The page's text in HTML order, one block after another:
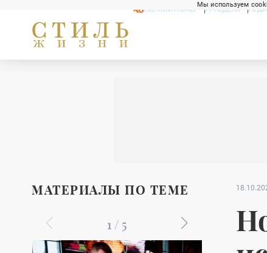
Мы используем
СВЕЖИЙ НОМЕР
РГ-НЕДЕЛЯ
МАТЕРИАЛЫ ПО ТЕМЕ
1 / 5